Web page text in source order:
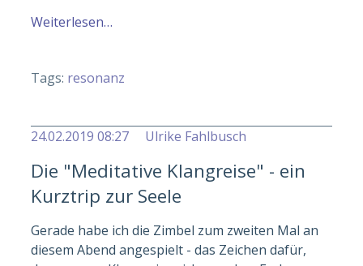
Weiterlesen…
Tags: resonanz
24.02.2019 08:27 Ulrike Fahlbusch
Die "Meditative Klangreise" - ein
Kurztrip zur Seele
Gerade habe ich die Zimbel zum zweiten Mal an
diesem Abend angespielt - das Zeichen dafür,